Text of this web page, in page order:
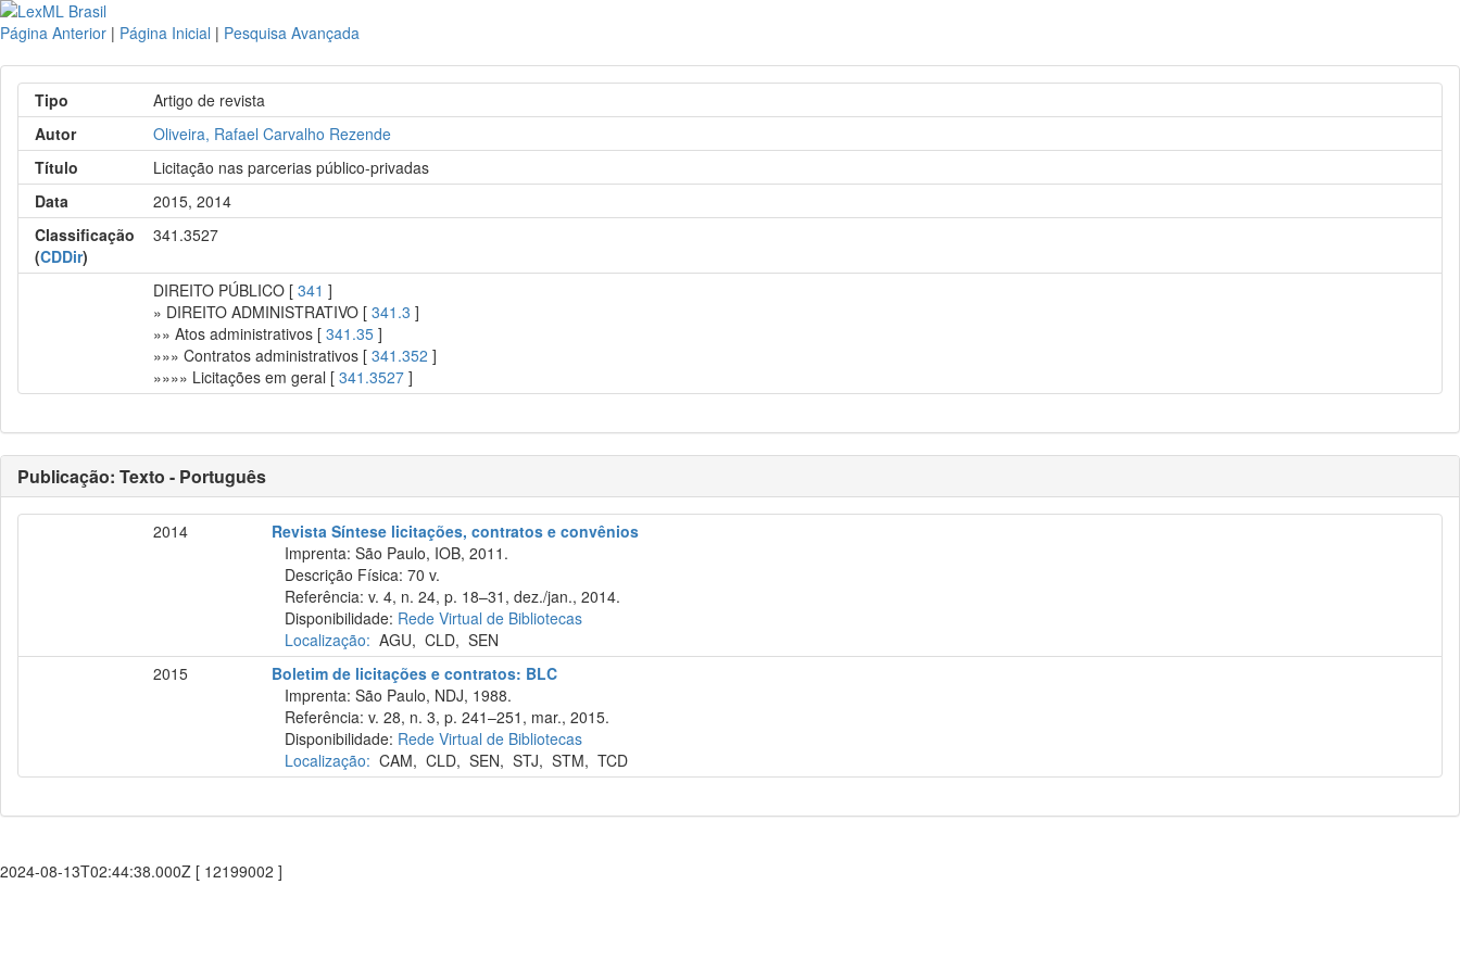
Página Anterior | Página Inicial | Pesquisa Avançada
Tipo
Artigo de revista
Autor
Oliveira, Rafael Carvalho Rezende
Título
Licitação nas parcerias público-privadas
Data
2015, 2014
Classificação
(CDDir)
341.3527
DIREITO PÚBLICO [341 ]
» DIREITO ADMINISTRATIVO [341.3 ]
»» Atos administrativos [341.35 ]
»»» Contratos administrativos [341.352 ]
»»»» Licitações em geral [341.3527 ]
Publicação: Texto - Português
2014
Revista Síntese licitações, contratos e convênios
Imprenta: São Paulo, IOB, 2011.
Descrição Física: 70 v.
Referência: v. 4, n. 24, p. 18–31, dez./jan., 2014.
Disponibilidade: Rede Virtual de Bibliotecas
Localização: AGU,CLD,SEN
2015
Boletim de licitações e contratos: BLC
Imprenta: São Paulo, NDJ, 1988.
Referência: v. 28, n. 3, p. 241–251, mar., 2015.
Disponibilidade: Rede Virtual de Bibliotecas
Localização: CAM,CLD,SEN,STJ,STM,TCD
2024-08-13T02:44:38.000Z [ 12199002 ]